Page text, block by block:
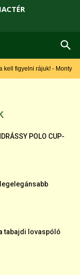
rájuk! - Monty Roberts
POLO CUP-
tabajdi lovaspóló